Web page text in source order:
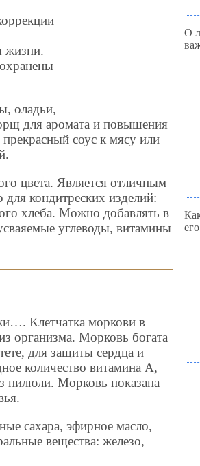
жизни.
оладьи,
для аромата и повышения
соус к мясу или
цвета. Является отличным
кондитреских изделий:
хлеба. Можно добавлять в
углеводы, витамины
Клетчатка моркови в
организма. Морковь богата
для защиты сердца и
количество витамина А,
пилюли. Морковь показана
сахара, эфирное масло,
вещества: железо,
О